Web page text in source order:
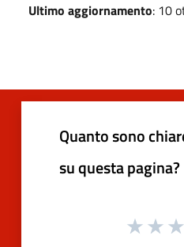
Ultimo aggiornamento: 10
Quanto sono
su questa pagina?